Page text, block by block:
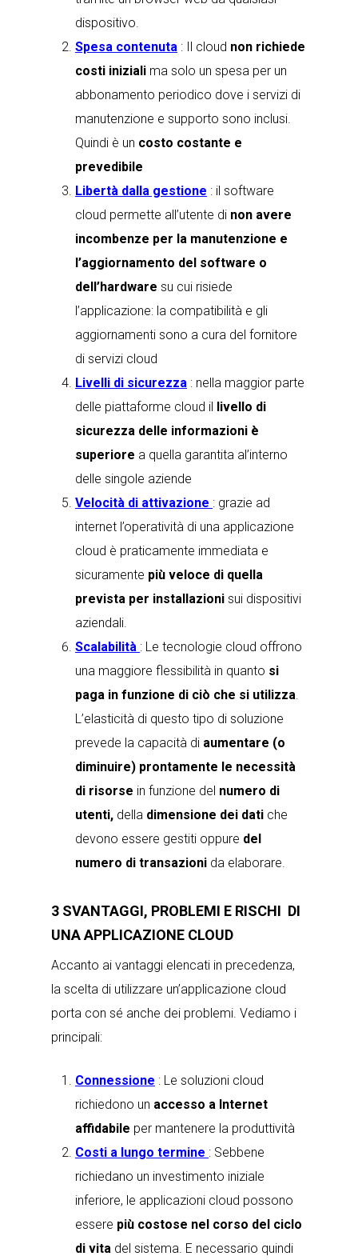
dispositivo.
Spesa contenuta : Il cloud non richiede
costi iniziali ma solo un spesa per un
abbonamento periodico dove i servizi di
manutenzione e supporto sono inclusi.
Quindi è un costo costante e
prevedibile
Libertà dalla gestione : il software
cloud permette all’utente di non avere
incombenze per la manutenzione e
l’aggiornamento del software o
dell’hardware su cui risiede
l’applicazione: la compatibilità e gli
aggiornamenti sono a cura del fornitore
di servizi cloud
Livelli di sicurezza : nella maggior parte
delle piattaforme cloud il livello di
sicurezza delle informazioni è
superiore a quella garantita al’interno
delle singole aziende
Velocità di attivazione : grazie ad
internet l’operatività di una applicazione
cloud è praticamente immediata e
sicuramente più veloce di quella
prevista per installazioni sui dispositivi
aziendali.
Scalabilità : Le tecnologie cloud offrono
una maggiore flessibilità in quanto si
paga in funzione di ciò che si utilizza.
L’elasticità di questo tipo di soluzione
prevede la capacità di aumentare (o
diminuire) prontamente le necessità
di risorse in funzione del numero di
utenti, della dimensione dei dati che
devono essere gestiti oppure del
numero di transazioni da elaborare.
3 SVANTAGGI, PROBLEMI E RISCHI DI
UNA APPLICAZIONE CLOUD
Accanto ai vantaggi elencati in precedenza,
la scelta di utilizzare un’applicazione cloud
porta con sé anche dei problemi. Vediamo i
principali:
Connessione : Le soluzioni cloud
richiedono un accesso a Internet
affidabile per mantenere la produttività
Costi a lungo termine : Sebbene
richiedano un investimento iniziale
inferiore, le applicazioni cloud possono
essere più costose nel corso del ciclo
di vita del sistema. E necessario quindi